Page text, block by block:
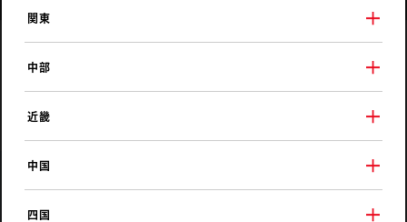
関東
中部
近畿
中国
四国
ネッツトヨタ新潟
亀田うのこ店